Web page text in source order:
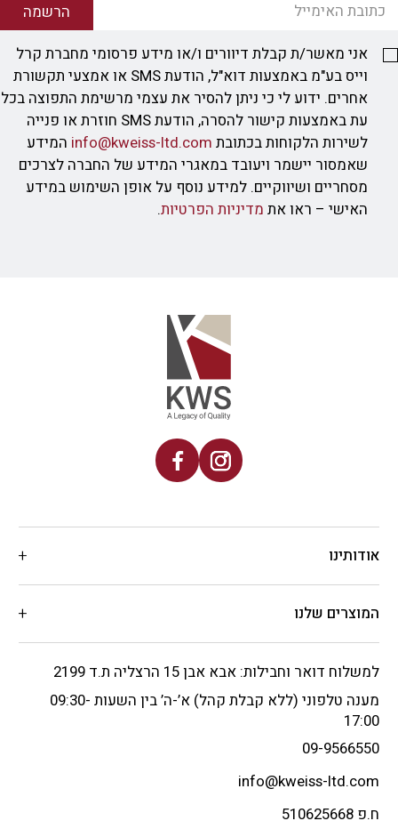
הרשמה
אני מאשר/ת קבלת דיוורים ו/או מידע פרסומי מחברת קרל
וייס בע"מ באמצעות דוא"ל, הודעת SMS או אמצעי תקשורת
אחרים. ידוע לי כי ניתן להסיר את עצמי מרשימת התפוצה בכל
עת באמצעות קישור להסרה, הודעת SMS חוזרת או פנייה
לשירות הלקוחות בכתובת info@kweiss-ltd.com המידע
שאמסור יישמר ויעובד במאגרי המידע של החברה לצרכים
מסחריים ושיווקיים. למידע נוסף על אופן השימוש במידע
האישי – ראו את מדיניות הפרטיות.
אודותינו
המוצרים שלנו
למשלוח דואר וחבילות: אבא אבן 15 הרצליה ת.ד 2199
מענה טלפוני (ללא קבלת קהל) א’-ה’ בין השעות 09:30-
17:00
09-9566550
info@kweiss-ltd.com
ח.פ 510625668